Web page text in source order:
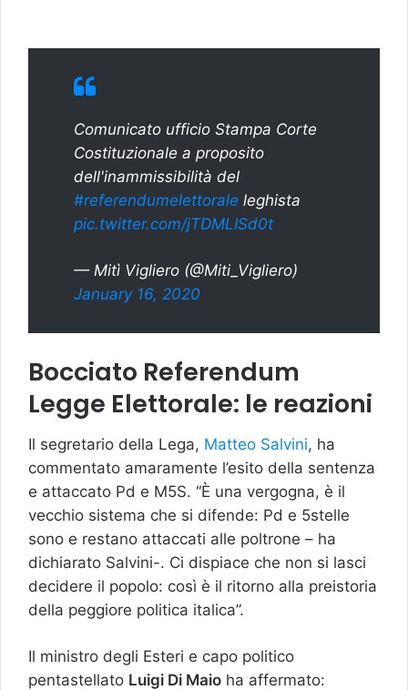
Comunicato ufficio Stampa Corte
Costituzionale a proposito
dell'inammissibilità del
#referendumelettorale leghista
pic.twitter.com/jTDMLISd0t
— Mitì Vigliero (@Miti_Vigliero)
January 16, 2020
Bocciato Referendum
Legge Elettorale: le reazioni
Il segretario della Lega, Matteo Salvini, ha
commentato amaramente l’esito della sentenza
e attaccato Pd e M5S. “È una vergogna, è il
vecchio sistema che si difende: Pd e 5stelle
sono e restano attaccati alle poltrone – ha
dichiarato Salvini-. Ci dispiace che non si lasci
decidere il popolo: così è il ritorno alla preistoria
della peggiore politica italica”.
Il ministro degli Esteri e capo politico
pentastellato Luigi Di Maio ha affermato: